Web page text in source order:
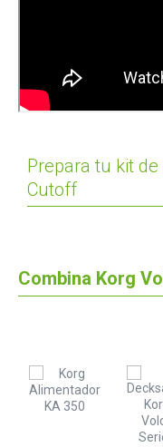
Prepara tu kit
Cutoff
Combina Korg